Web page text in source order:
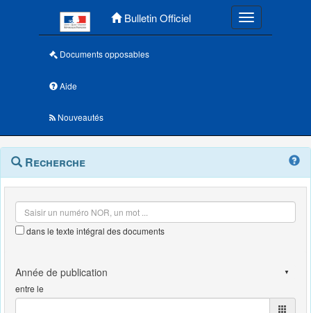
Bulletin Officiel Toggle
Documents opposables
Aide
Nouveautés
Navigation
outils
Menu
contextuel
Recherche
dans le texte intégral des documents
entre le